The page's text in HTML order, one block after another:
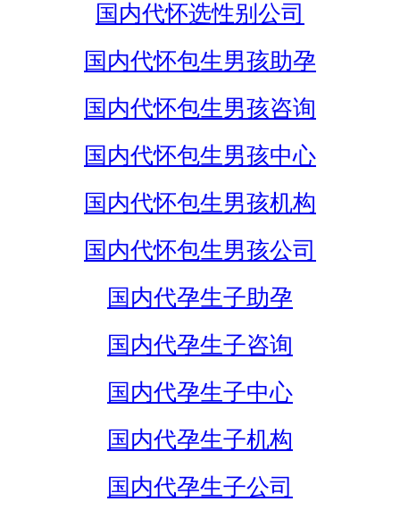
国内代怀选性别公司
国内代怀包生男孩助孕
国内代怀包生男孩咨询
国内代怀包生男孩中心
国内代怀包生男孩机构
国内代怀包生男孩公司
国内代孕生子助孕
国内代孕生子咨询
国内代孕生子中心
国内代孕生子机构
国内代孕生子公司